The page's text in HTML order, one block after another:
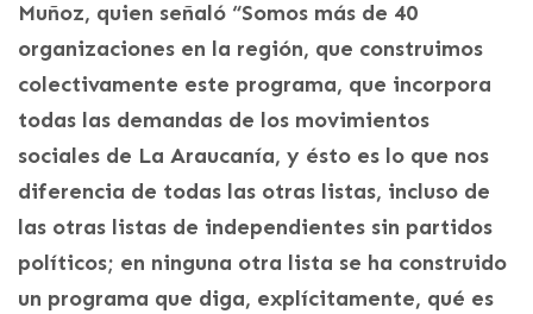
Muñoz, quien señaló “Somos más de 40
organizaciones en la región, que construimos
colectivamente este programa, que incorpora
todas las demandas de los movimientos
sociales de La Araucanía, y ésto es lo que nos
diferencia de todas las otras listas, incluso de
las otras listas de independientes sin partidos
políticos; en ninguna otra lista se ha construido
un programa que diga, explícitamente, qué es